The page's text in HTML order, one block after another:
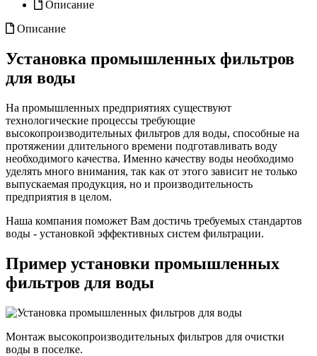
Описание
Описание
Установка промышленных фильтров
для воды
На промышленных предприятиях существуют
технологические процессы требующие
высокопроизводительных фильтров для воды, способные на
протяжении длительного времени подготавливать воду
необходимого качества. Именно качеству воды необходимо
уделять много внимания, так как от этого зависит не только
выпускаемая продукция, но и производительность
предприятия в целом.
Наша компания поможет Вам достичь требуемых стандартов
воды - установкой эффективных систем фильтрации.
Пример установки промышленных
фильтров для воды
Монтаж высокопроизводительных фильтров для очистки
воды в поселке.